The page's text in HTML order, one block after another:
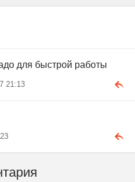
для быстрой работы
21:13